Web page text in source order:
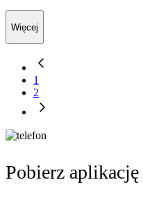
Więcej
1
2
Pobierz